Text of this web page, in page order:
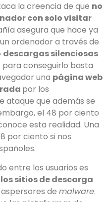
la creencia de que no
con solo visitar
asegura que hace ya
ordenador a través de
descargas silenciosas
para conseguirlo basta
una página web
por los
ataque que además se
el 48 por ciento
esta realidad. Una
por ciento si nos
entre los usuarios es
sitios de descarga
de malware.